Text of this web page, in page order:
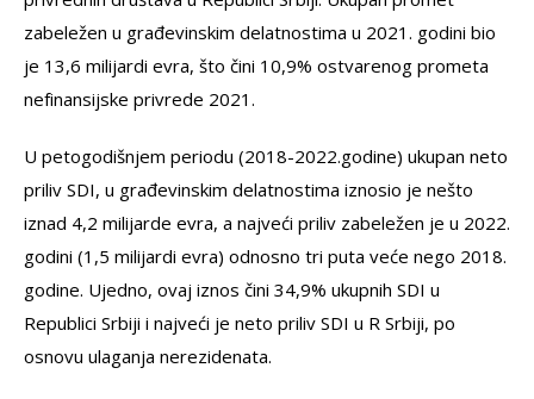
zabeležen u građevinskim delatnostima u 2021. godini bio
je 13,6 milijardi evra, što čini 10,9% ostvarenog prometa
nefinansijske privrede 2021.
U petogodišnjem periodu (2018-2022.godine) ukupan neto
priliv SDI, u građevinskim delatnostima iznosio je nešto
iznad 4,2 milijarde evra, a najveći priliv zabeležen je u 2022.
godini (1,5 milijardi evra) odnosno tri puta veće nego 2018.
godine. Ujedno, ovaj iznos čini 34,9% ukupnih SDI u
Republici Srbiji i najveći je neto priliv SDI u R Srbiji, po
osnovu ulaganja nerezidenata.